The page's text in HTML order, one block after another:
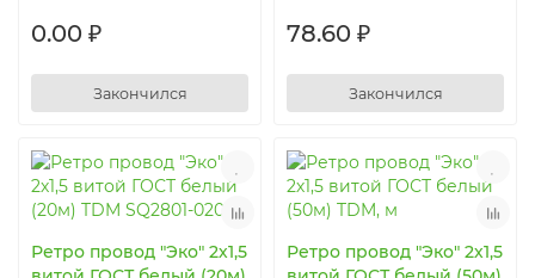
0.00 ₽
Закончился
78.60 ₽
Закончился
Ретро провод "Эко" 2х1,5
Ретро провод "Эко" 2х1,5